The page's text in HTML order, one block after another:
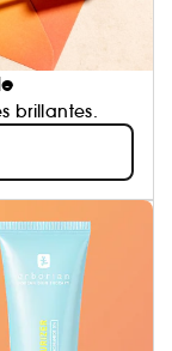
brillantes.